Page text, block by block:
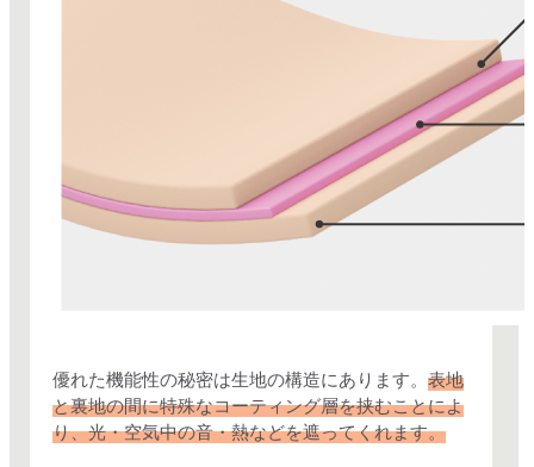
優れた機能性の秘密は生地の構造にあります。表地
と裏地の間に特殊なコーティング層を挟むことによ
り、光・空気中の音・熱などを遮ってくれます。